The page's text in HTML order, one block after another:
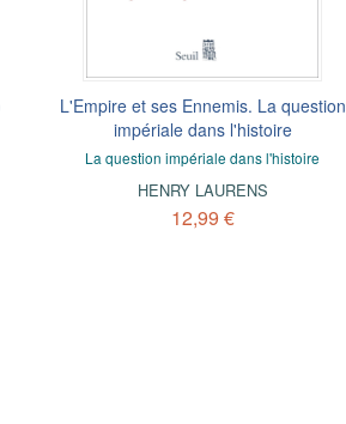
L'Empire et ses Ennemis. La question
impériale dans l'histoire
La question impériale dans l'histoire
HENRY LAURENS
12,99 €